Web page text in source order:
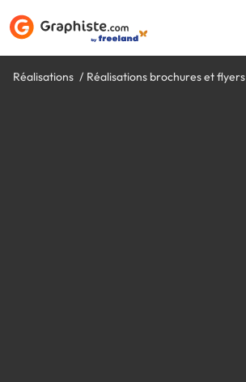
Réalisations Réalisations brochures et flyers